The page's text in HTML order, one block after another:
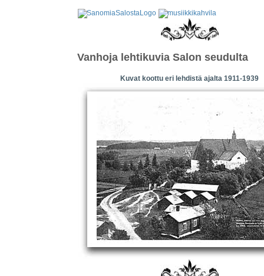
Vanhoja lehtikuvia Salon seudulta
Kuvat koottu eri lehdistä ajalta 1911-1939